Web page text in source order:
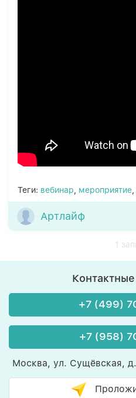
Теги: вебинар мероприятие
Артлайф
1
+7 (499)
+7 (958)
Москва, ул. Сущёвская,